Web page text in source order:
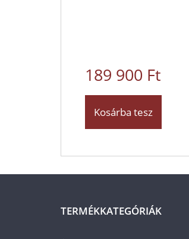
189 900 Ft
Kosárba tesz
TERMÉKKATEGÓRIÁK